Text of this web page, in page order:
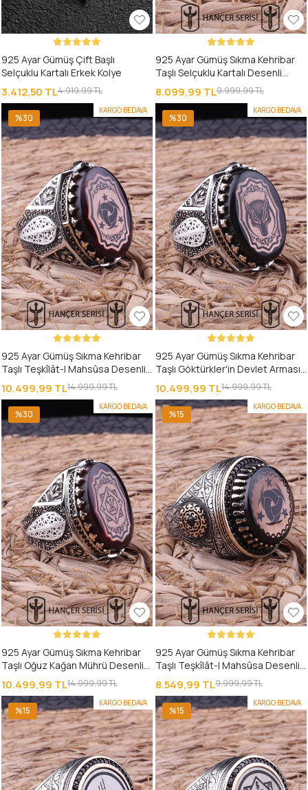
925 Ayar Gümüş Çift Başlı
Selçuklu Kartalı Erkek Kolye
3.412,50 TL4.919,99 TL
925 Ayar Gümüş Sıkma Kehribar
Taşlı Selçuklu Kartalı Desenli
Erkek Yüzük
8.099,99 TL9.999,99 TL
KARGO BEDAVA
%30
925 Ayar Gümüş Sıkma Kehribar
Taşlı Teşkîlât-I Mahsûsa Desenli
Erkek Yüzük
10.499,99 TL14.999,99 TL
KARGO BEDAVA
%30
925 Ayar Gümüş Sıkma Kehribar
Taşlı Göktürkler'in Devlet Arması
Desenli Erkek Yüzük
10.499,99 TL14.999,99 TL
KARGO BEDAVA
%30
925 Ayar Gümüş Sıkma Kehribar
Taşlı Oğuz Kağan Mührü Desenli
Erkek Yüzük
10.499,99 TL14.999,99 TL
KARGO BEDAVA
%15
925 Ayar Gümüş Sıkma Kehribar
Taşlı Teşkîlât-I Mahsûsa Desenli
Erkek Yüzük
8.549,99 TL9.999,99 TL
KARGO BEDAVA
%15
KARGO BEDAVA
%15